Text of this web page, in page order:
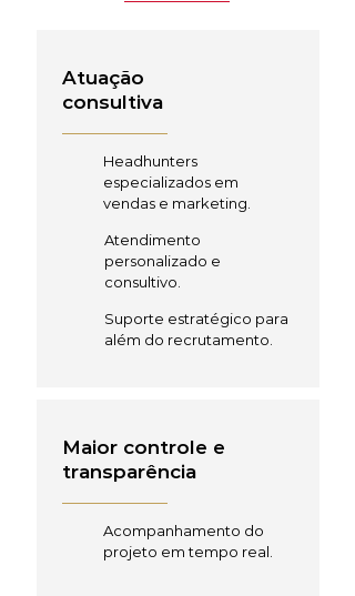
Atuação
consultiva
Headhunters
especializados em
vendas e marketing.
Atendimento
personalizado e
consultivo.
Suporte estratégico para
além do recrutamento.
Maior controle e
transparência
Acompanhamento do
projeto em tempo real.